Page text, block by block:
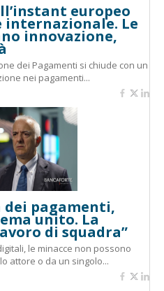
europeo
internazionale. Le
innovazione,
dei Pagamenti si chiude con un
nei pagamenti...
dei pagamenti,
unito. La
di squadra”
le minacce non possono
attore o da un singolo...